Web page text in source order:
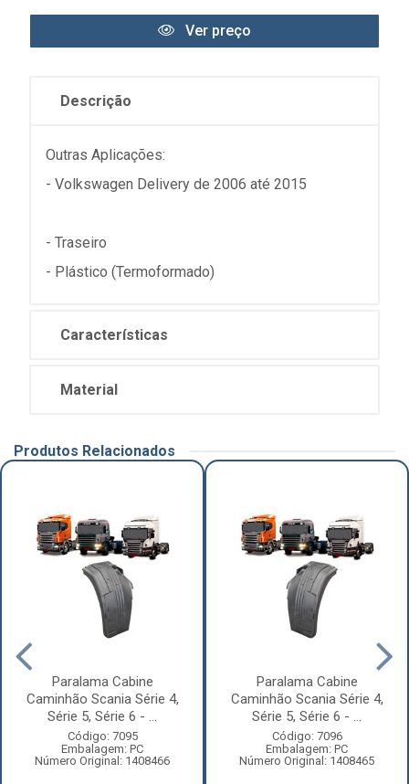
Ver preço
Descrição
Outras Aplicações:
- Volkswagen Delivery de 2006 até 2015
- Traseiro
- Plástico (Termoformado)
Características
Material
Produtos Relacionados
Paralama Cabine
Caminhão Scania Série 4,
Série 5, Série 6 - ...
Código: 7095
Embalagem: PC
Número Original: 1408466
Paralama Cabine
Caminhão Scania Série 4,
Série 5, Série 6 - ...
Código: 7096
Embalagem: PC
Número Original: 1408465